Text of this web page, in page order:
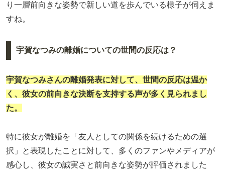
り一層前向きな姿勢で新しい道を歩んでいる様子が伺えま
すね。
宇賀なつみの離婚についての世間の反応は？
宇賀なつみさんの離婚発表に対して、世間の反応は温か
く、彼女の前向きな決断を支持する声が多く見られまし
た。
特に彼女が離婚を「友人としての関係を続けるための選
択」と表現したことに対して、多くのファンやメディアが
感心し、彼女の誠実さと前向きな姿勢が評価されました